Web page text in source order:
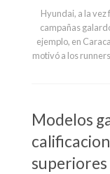
Hyundai, a la
campañas
ejemplo, en
motivó a los
Modelos
superiores